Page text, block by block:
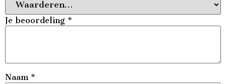
Je beoordeling *
Naam *